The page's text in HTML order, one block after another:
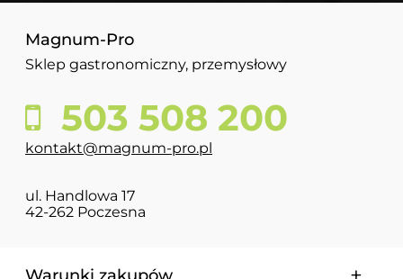
Magnum-Pro
Sklep gastronomiczny, przemysłowy
503 508 200
kontakt@magnum-pro.pl
ul. Handlowa 17
42-262 Poczesna